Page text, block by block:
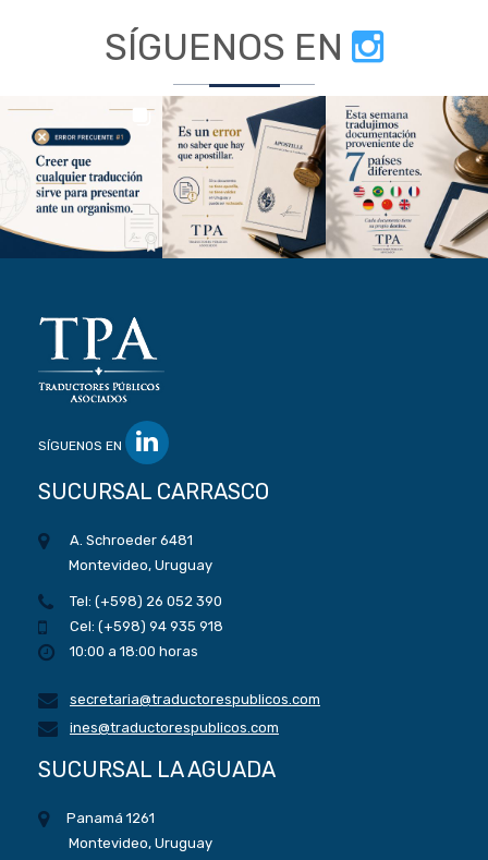
SÍGUENOS EN
SÍGUENOS EN
SUCURSAL CARRASCO
A. Schroeder 6481
Montevideo, Uruguay
Tel: (+598) 26 052 390
Cel: (+598) 94 935 918
10:00 a 18:00 horas
secretaria@traductorespublicos.com
ines@traductorespublicos.com
SUCURSAL LA AGUADA
Panamá 1261
Montevideo, Uruguay